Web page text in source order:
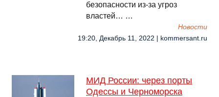
безопасности из-за угроз
властей… …
Новости
19:20, Декабрь 11, 2022 | kommersant.ru
МИД России: через порты
Одессы и Черноморска